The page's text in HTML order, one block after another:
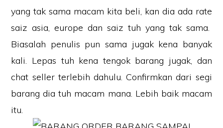
yang tak sama macam kita beli, kan dia ada rate
saiz asia, europe dan saiz tuh yang tak sama.
Biasalah penulis pun sama jugak kena banyak
kali. Lepas tuh kena tengok barang jugak, dan
chat seller terlebih dahulu. Confirmkan dari segi
barang dia tuh macam mana. Lebih baik macam
itu.